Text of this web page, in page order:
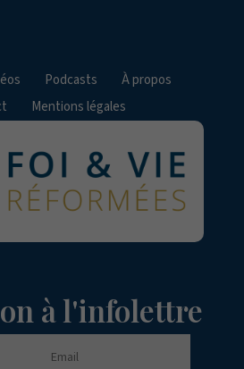
Podcasts
À propos
Mentions légales
à l'infolettre